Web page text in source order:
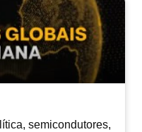
semicondutores,